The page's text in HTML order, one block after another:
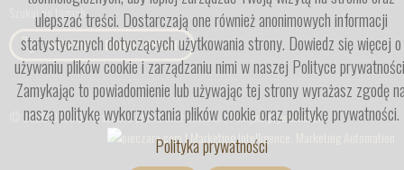
Szukaj po tagach:
PASZPORT BIOMETRYCZNY
© 2020 OXYDOT. Wszelkie prawa zastrzeżone. |Polityka prywatności
ulepszać treści. Dostarczają one również anonimowych informacji
statystycznych dotyczących użytkowania strony. Dowiedz się więcej o
używaniu plików cookie i zarządzaniu nimi w naszej Polityce
Zamykając to powiadomienie lub używając tej strony wyrażasz zgodę
naszą politykę wykorzystania plików cookie oraz politykę prywatności.
Polityka prywatności